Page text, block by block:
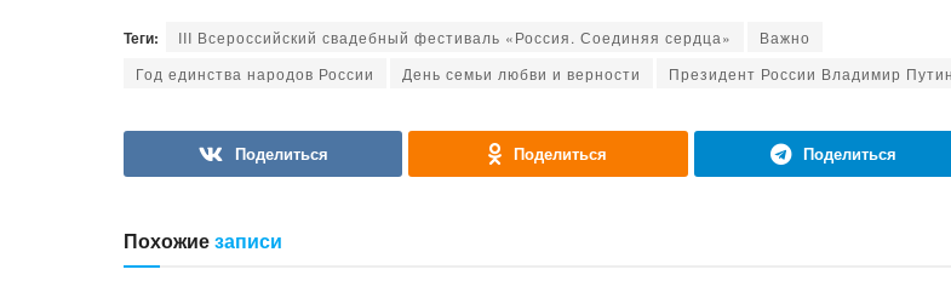
Теги: III Всероссийский свадебный фестиваль «Россия. Соединяя сердца»
Важно
Год единства народов России
День семьи любви и верности Президент России Владимир Путин
Поделиться Поделиться Поделиться
Похожиезаписи